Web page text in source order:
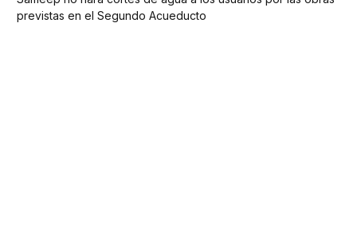
previstas en el Segundo Acueducto